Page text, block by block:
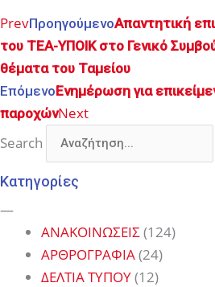
PrevΠροηγούμενοΑπαντητική
του ΤΕΑ-ΥΠΟΙΚ στο Γενικό
θέματα του Ταμείου
ΕπόμενοΕνημέρωση για
παροχώνNext
Search
Κατηγορίες
—
ΑΝΑΚΟΙΝΩΣΕΙΣ (124)
ΑΡΘΡΟΓΡΑΦΙΑ(24)
ΔΕΛΤΙΑ ΤΥΠΟΥ(12)